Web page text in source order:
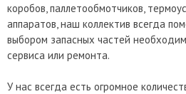
коробов, паллетообмотчиков,
аппаратов, наш коллектив всегда
выбором запасных частей
сервиса или ремонта.
У нас всегда есть огромное